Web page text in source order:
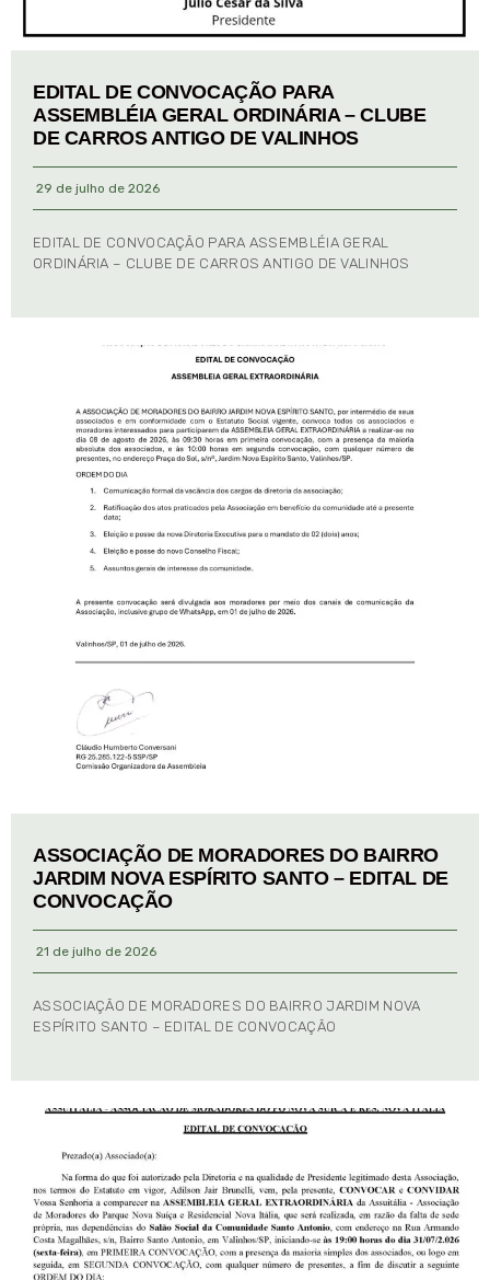
EDITAL DE CONVOCAÇÃO PARA
ASSEMBLÉIA GERAL ORDINÁRIA – CLUBE
DE CARROS ANTIGO DE VALINHOS
29 de julho de 2026
EDITAL DE CONVOCAÇÃO PARA ASSEMBLÉIA GERAL
ORDINÁRIA – CLUBE DE CARROS ANTIGO DE VALINHOS
ASSOCIAÇÃO DE MORADORES DO BAIRRO
JARDIM NOVA ESPÍRITO SANTO – EDITAL DE
CONVOCAÇÃO
21 de julho de 2026
ASSOCIAÇÃO DE MORADORES DO BAIRRO JARDIM NOVA
ESPÍRITO SANTO – EDITAL DE CONVOCAÇÃO